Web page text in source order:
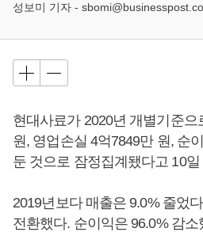
성보미 기자 -
현대사료가 2020년 개별기준으
원, 영업손실 4억7849만 원, 순
둔 것으로 잠정집계됐다고 10
2019년보다 매출은 9.0% 줄었
전환했다. 순이익은 96.0% 감소